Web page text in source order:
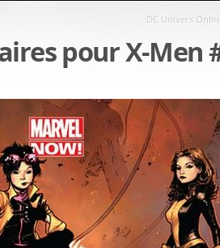
DC Univers
pour X-Men